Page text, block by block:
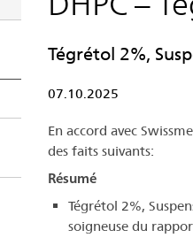
Tégrétol 2%,
07.10.2025
En accord avec
des faits suivants:
Résumé
Tégrétol 2%,
soigneuse du